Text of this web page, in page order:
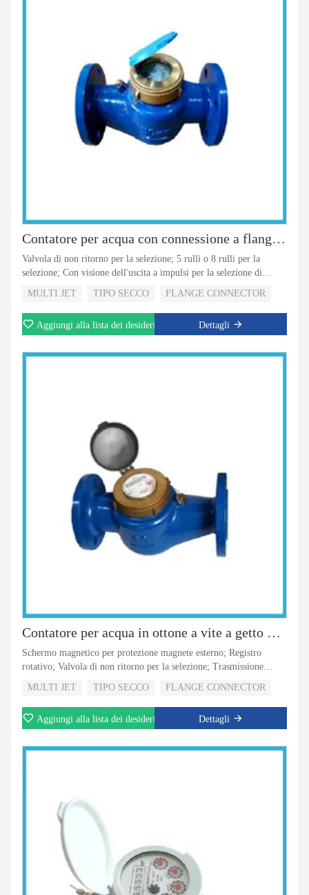
Contatore per acqua con connessione a flangia a secco a getto multiplo
Valvola di non ritorno per la selezione; 5 rulli o 8 rulli per la
selezione; Con visione dell'uscita a impulsi per la selezione di
per protezione magnete esterno;
MULTI JET TIPO SECCO FLANGE CONNECTOR
Aggiungi alla lista dei desideri Dettagli
Contatore per acqua in ottone a vite a getto multiplo
Schermo magnetico per protezione magnete esterno; Registro
rotativo; Valvola di non ritorno per la selezione; Trasmissione
selezione; Con visione dell'uscita a impulsi per la selezione
MULTI JET TIPO SECCO FLANGE CONNECTOR
Aggiungi alla lista dei desideri Dettagli